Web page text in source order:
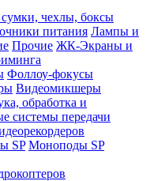
чехлы, боксы
питания Лампы и
Прочие ЖК-Экраны и
Фоллоу-фокусы
Видеомикшеры
обработка и
системы передачи
SP Моноподы SP